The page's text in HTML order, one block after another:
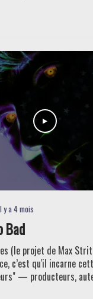
y a 4 mois
Bad
(le projet de Max
c’est qu'il incarne
— producteurs,